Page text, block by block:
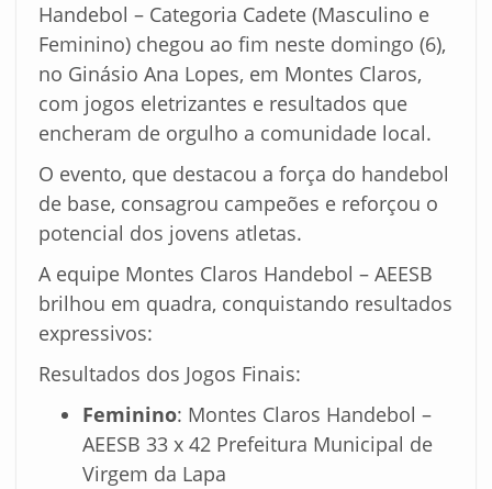
Handebol – Categoria Cadete (Masculino e
Feminino) chegou ao fim neste domingo (6),
no Ginásio Ana Lopes, em Montes Claros,
com jogos eletrizantes e resultados que
encheram de orgulho a comunidade local.
O evento, que destacou a força do handebol
de base, consagrou campeões e reforçou o
potencial dos jovens atletas.
A equipe Montes Claros Handebol – AEESB
brilhou em quadra, conquistando resultados
expressivos:
Resultados dos Jogos Finais:
Feminino: Montes Claros Handebol –
AEESB 33 x 42 Prefeitura Municipal de
Virgem da Lapa